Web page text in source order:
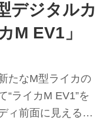
デジタルカ
M EV1」
たなM型ライカの
“ライカM EV1”を
ィ前面に見えるフ